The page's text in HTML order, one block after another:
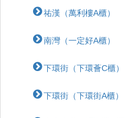
祐漢（萬利樓A櫃）
南灣（一定好A櫃）
下環街（下環薈C櫃）
下環街（下環街A櫃）